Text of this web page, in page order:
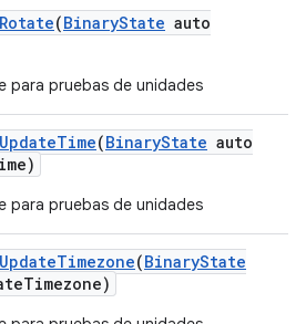
Rotate(BinaryState auto
para pruebas de unidades
UpdateTime(BinaryState auto
para pruebas de unidades
UpdateTimezone(BinaryState
Timezone)